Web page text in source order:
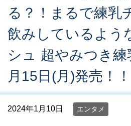
る？！まるで練乳
飲みしているよう
シュ 超やみつき
月15日(月)発売！！
2024年1月10日 エンタメ